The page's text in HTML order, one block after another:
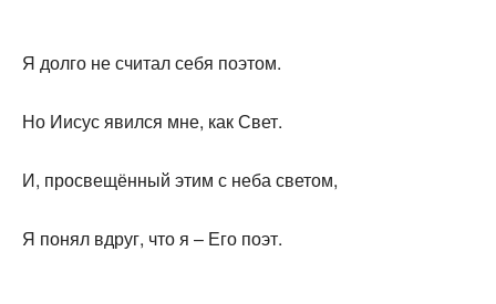
Я долго не считал себя поэтом.
Но Иисус явился мне, как Свет.
И, просвещённый этим с неба светом,
Я понял вдруг, что я – Его поэт.